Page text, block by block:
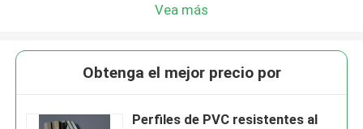
Vea más
Obtenga el mejor precio por
Perfiles de PVC resistentes al